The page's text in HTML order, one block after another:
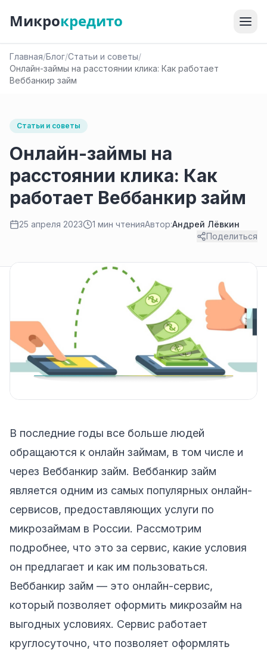
Микрокредито
Главная/Блог/Статьи и советы/
Онлайн-займы на расстоянии клика: Как работает
Веббанкир займ
Статьи и советы
Онлайн-займы на
расстоянии клика: Как
работает Веббанкир займ
25 апреля 2023 1 мин чтенияАвтор:Андрей Лёвкин
Поделиться
В последние годы все больше людей
обращаются к онлайн займам, в том числе и
через Веббанкир займ. Веббанкир займ
является одним из самых популярных онлайн-
сервисов, предоставляющих услуги по
микрозаймам в России. Рассмотрим
подробнее, что это за сервис, какие условия
он предлагает и как им пользоваться.
Веббанкир займ — это онлайн-сервис,
который позволяет оформить микрозайм на
выгодных условиях. Сервис работает
круглосуточно, что позволяет оформлять